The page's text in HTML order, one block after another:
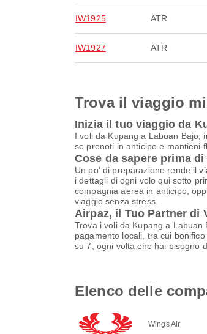
IW1925 ATR
IW1927 ATR
Trova il viaggio
Inizia il tuo viaggio da
I voli da Kupang a Labuan Bajo,
se prenoti in anticipo e mantieni
Cose da sapere prima
Un po' di preparazione rende il
i dettagli di ogni volo qui sotto
compagnia aerea in anticipo,
viaggio senza stress.
Airpaz, il Tuo Partner di
Trova i voli da Kupang a
pagamento locali, tra cui
su 7, ogni volta che hai bisogno
Elenco delle
Wings Air